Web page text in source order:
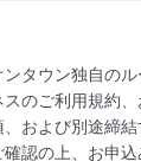
タウン独自の
のご利用規約
および別途締
認の上、お申